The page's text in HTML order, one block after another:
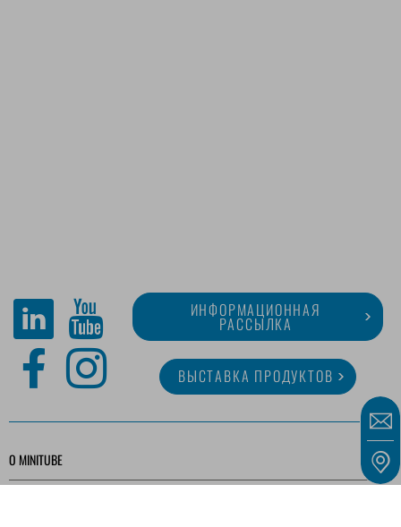
ИНФОРМАЦИОННАЯ
РАССЫЛКА
ВЫСТАВКА ПРОДУКТОВ
O MINITUBE